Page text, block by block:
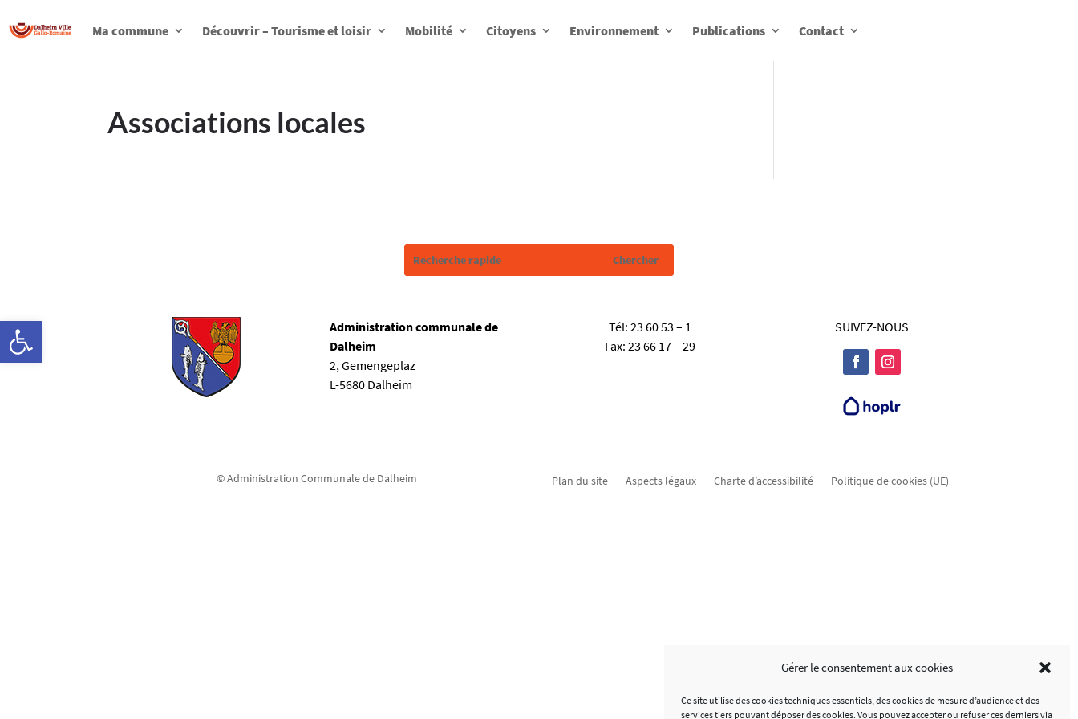
Ouvrir la barre d’outils
Gérer le consentement aux cookies
Ce site utilise des cookies techniques essentiels, des cookies de mesure d’audience et des
services tiers pouvant déposer des cookies. Vous pouvez accepter ou refuser ces derniers via
Ma commune Découvrir – Tourisme et loisir Mobilité Citoyens Environnement Publications Contact
Associations locales
Administration communale de
Dalheim
2, Gemengeplaz
L-5680 Dalheim
Tél: 23 60 53 – 1
Fax: 23 66 17 – 29
SUIVEZ-NOUS
© Administration Communale de Dalheim Plan du site Aspects légaux Charte d’accessibilité Politique de cookies (UE)